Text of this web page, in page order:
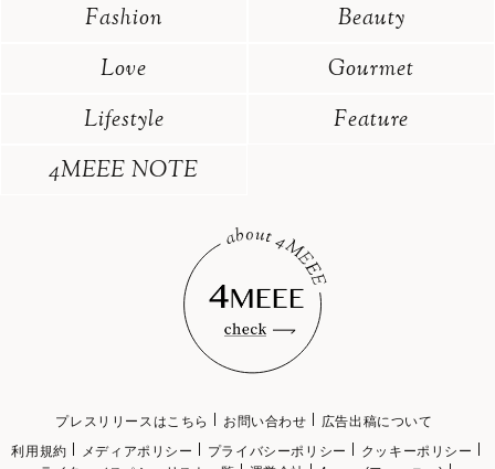
Fashion
Beauty
Love
Gourmet
Lifestyle
Feature
4MEEE NOTE
プレスリリースはこちら お問い合わせ
広告出稿について
利用規約
メディアポリシー プライバシーポリシー
クッキーポリシー